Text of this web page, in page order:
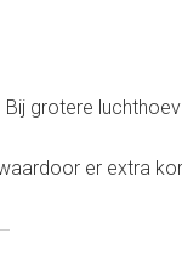
grotere
er extra